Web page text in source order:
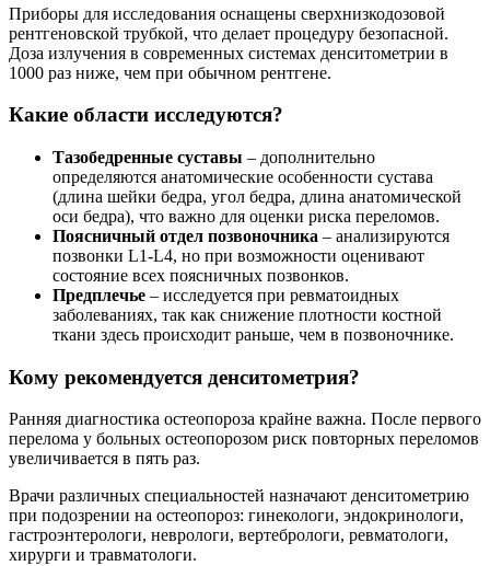
Приборы для исследования оснащены сверхнизкодозовой
рентгеновской трубкой, что делает процедуру безопасной.
Доза излучения в современных системах денситометрии в
1000 раз ниже, чем при обычном рентгене.
Какие области исследуются?
Тазобедренные суставы – дополнительно
определяются анатомические особенности сустава
(длина шейки бедра, угол бедра, длина анатомической
оси бедра), что важно для оценки риска переломов.
Поясничный отдел позвоночника – анализируются
позвонки L1-L4, но при возможности оценивают
состояние всех поясничных позвонков.
Предплечье – исследуется при ревматоидных
заболеваниях, так как снижение плотности костной
ткани здесь происходит раньше, чем в позвоночнике.
Кому рекомендуется денситометрия?
Ранняя диагностика остеопороза крайне важна. После первого
перелома у больных остеопорозом риск повторных переломов
увеличивается в пять раз.
Врачи различных специальностей назначают денситометрию
при подозрении на остеопороз: гинекологи, эндокринологи,
гастроэнтерологи, неврологи, вертебрологи, ревматологи,
хирурги и травматологи.